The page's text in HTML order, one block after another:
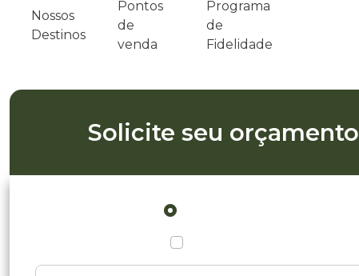
Nossos
Destinos
Pontos
de
venda
Programa
de
Fidelidade
Solicite seu orçamento